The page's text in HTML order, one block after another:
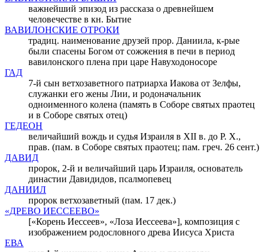
важнейший эпизод из рассказа о древнейшем
человечестве в кн. Бытие
ВАВИЛОНСКИЕ ОТРОКИ
традиц. наименование друзей прор. Даниила, к-рые
были спасены Богом от cожжения в печи в период
вавилонского плена при царе Навуходоносоре
ГАД
7-й cын ветхозаветного патриарха Иакова от Зелфы,
служанки его жены Лии, и родоначальник
одноименного колена (память в Соборе святых праотец
и в Соборе святых отец)
ГЕДЕОН
величайший вождь и судья Израиля в XII в. до Р. Х.,
прав. (пам. в Соборе святых праотец; пам. греч. 26 сент.)
ДАВИД
пророк, 2-й и величайший царь Израиля, основатель
династии Давидидов, псалмопевец
ДАНИИЛ
пророк ветхозаветный (пам. 17 дек.)
«ДРЕВО ИЕССЕЕВО»
[«Корень Иессеев», «Лоза Иессеева»], композиция с
изображением родословного древа Иисуса Христа
ЕВА